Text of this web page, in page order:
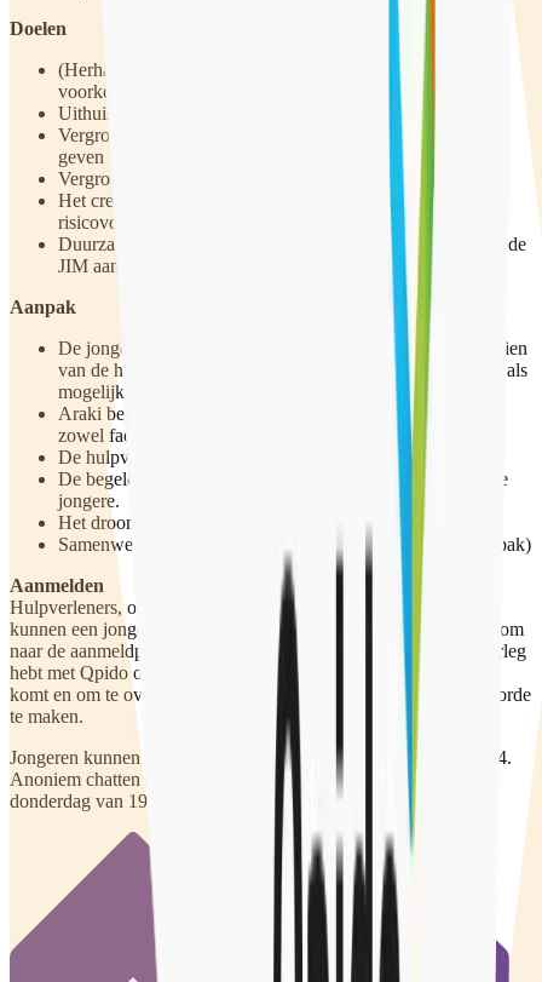
Doelen
(Herhaald) slachtofferschap van seksuele uitbuiting
voorkomen
Uithuisplaatsing voorkomen
Vergroten van het vermogen om wensen en grenzen aan te
geven
Vergroten zelfredzaamheid van de jongere
Het creëren van toekomstperspectief (zonder misbruik of
risicovolle situaties)
Duurzame hulpverlening/ondersteuning te creëren middels de
JIM aanpak
Aanpak
De jongere kan aangeven welke wensen die heeft ten aanzien
van de hulpverlener. In de matching wordt hier dan zoveel als
mogelijk rekening mee gehouden.
Araki begeleiding is gemiddeld 8 uur per week. Dit kan
zowel face-to-face als bellen/appen.
De hulpverlener is 24/7 telefonisch bereikbaar
De begeleiding is op maat en de hulpverlener staat naast de
jongere.
Het droomplan van de jongere staat centraal
Samenwerking tussen hulpverlening en netwerk (JIM aanpak)
Aanmelden
Hulpverleners, onderwijzers, huisartsen en andere verwijzers
kunnen een jongere aanmelden voor een Araki-traject.
om
naar de aanmeldpagina te gaan. Zorg dat je eerst telefonisch overleg
hebt met Qpido om zeker te weten of de jongere in aanmerking
komt en om te overleggen wat er nodig is om de financiering in orde
te maken.
Jongeren kunnen met ons bellen of Whatsappen op 06-29338064.
Anoniem chatten kan op dinsdag van 15.00 – 17.00 uur en op
donderdag van 19.00 tot 21.00 uur.